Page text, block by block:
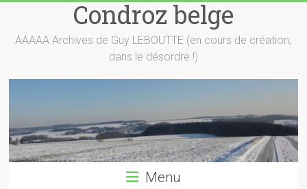
content
Condroz belge
AAAAA Archives de Guy LEBOUTTE (en cours de création,
dans le désordre !)
Menu